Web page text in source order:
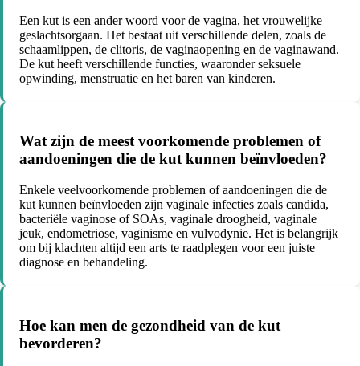
Een kut is een ander woord voor de vagina, het vrouwelijke
geslachtsorgaan. Het bestaat uit verschillende delen, zoals de
schaamlippen, de clitoris, de vaginaopening en de vaginawand.
De kut heeft verschillende functies, waaronder seksuele
opwinding, menstruatie en het baren van kinderen.
Wat zijn de meest voorkomende problemen of
aandoeningen die de kut kunnen beïnvloeden?
Enkele veelvoorkomende problemen of aandoeningen die de
kut kunnen beïnvloeden zijn vaginale infecties zoals candida,
bacteriële vaginose of SOAs, vaginale droogheid, vaginale
jeuk, endometriose, vaginisme en vulvodynie. Het is belangrijk
om bij klachten altijd een arts te raadplegen voor een juiste
diagnose en behandeling.
Hoe kan men de gezondheid van de kut
bevorderen?